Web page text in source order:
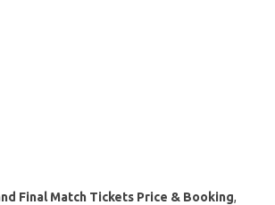
Final Match Tickets Price & Booking,